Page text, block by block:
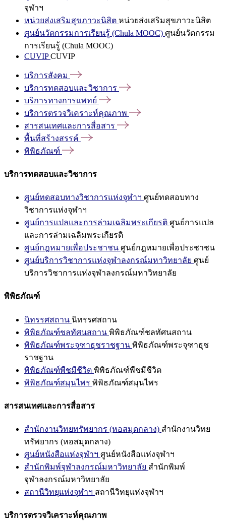
จุฬาฯ
หน่วยส่งเสริมสุขภาวะนิสิต หน่วยส่งเสริมสุขภาวะนิสิต
ศูนย์นวัตกรรมการเรียนรู้ (Chula MOOC) ศูนย์นวัตกรรม
การเรียนรู้ (Chula MOOC)
CUVIPCUVIP
บริการสังคม
บริการทดสอบและวิชาการ
บริการทางการแพทย์
บริการตรวจวิเคราะห์คุณภาพ
สารสนเทศและการสื่อสาร
พื้นที่สร้างสรรค์
พิพิธภัณฑ์
บริการทดสอบและวิชาการ
ศูนย์ทดสอบทางวิชาการแห่งจุฬาฯ ศูนย์ทดสอบทาง
วิชาการแห่งจุฬาฯ
ศูนย์การแปลและการล่ามเฉลิมพระเกียรติ ศูนย์การแปล
และการล่ามเฉลิมพระเกียรติ
ศูนย์กฎหมายเพื่อประชาชน ศูนย์กฎหมายเพื่อประชาชน
ศูนย์บริการวิชาการแห่งจุฬาลงกรณ์มหาวิทยาลัย ศูนย์
บริการวิชาการแห่งจุฬาลงกรณ์มหาวิทยาลัย
พิพิธภัณฑ์
นิทรรศสถาน นิทรรศสถาน
พิพิธภัณฑ์ชลทัศนสถาน พิพิธภัณฑ์ชลทัศนสถาน
พิพิธภัณฑ์พระจุฑาธุชราชฐาน พิพิธภัณฑ์พระจุฑาธุช
ราชฐาน
พิพิธภัณฑ์พืชมีชีวิต พิพิธภัณฑ์พืชมีชีวิต
พิพิธภัณฑ์สมุนไพร พิพิธภัณฑ์สมุนไพร
สารสนเทศและการสื่อสาร
สำนักงานวิทยทรัพยากร (หอสมุดกลาง) สำนักงานวิทย
ทรัพยากร (หอสมุดกลาง)
ศูนย์หนังสือแห่งจุฬาฯ ศูนย์หนังสือแห่งจุฬาฯ
สำนักพิมพ์จุฬาลงกรณ์มหาวิทยาลัย สำนักพิมพ์
จุฬาลงกรณ์มหาวิทยาลัย
สถานีวิทยุแห่งจุฬาฯ สถานีวิทยุแห่งจุฬาฯ
บริการตรวจวิเคราะห์คุณภาพ